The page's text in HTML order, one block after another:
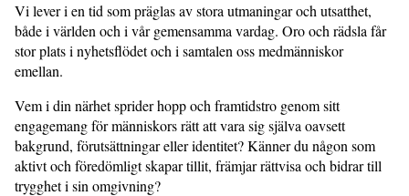
Vi lever i en tid som präglas av stora utmaningar och utsatthet,
både i världen och i vår gemensamma vardag. Oro och rädsla får
stor plats i nyhetsflödet och i samtalen oss medmänniskor
emellan.
Vem i din närhet sprider hopp och framtidstro genom sitt
engagemang för människors rätt att vara sig själva oavsett
bakgrund, förutsättningar eller identitet? Känner du någon som
aktivt och föredömligt skapar tillit, främjar rättvisa och bidrar till
trygghet i sin omgivning?